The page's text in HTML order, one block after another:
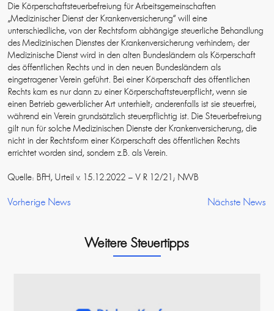
Die Körperschaftsteuerbefreiung für Arbeitsgemeinschaften
„Medizinischer Dienst der Krankenversicherung“ will eine
unterschiedliche, von der Rechtsform abhängige steuerliche Behandlung
des Medizinischen Dienstes der Krankenversicherung verhindern; der
Medizinische Dienst wird in den alten Bundesländern als Körperschaft
des öffentlichen Rechts und in den neuen Bundesländern als
eingetragener Verein geführt. Bei einer Körperschaft des öffentlichen
Rechts kam es nur dann zu einer Körperschaftsteuerpflicht, wenn sie
einen Betrieb gewerblicher Art unterhielt; anderenfalls ist sie steuerfrei,
während ein Verein grundsätzlich steuerpflichtig ist. Die Steuerbefreiung
gilt nun für solche Medizinischen Dienste der Krankenversicherung, die
nicht in der Rechtsform einer Körperschaft des öffentlichen Rechts
errichtet worden sind, sondern z.B. als Verein.
Quelle: BFH, Urteil v. 15.12.2022 – V R 12/21; NWB
Vorherige News Nächste News
Weitere Steuertipps